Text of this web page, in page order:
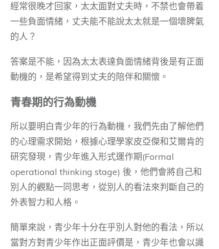
經常很晚才回家，太太面對丈夫時，不禁也會帶着
一些負面情緒，丈夫能不能說太太就是一個壞脾氣
的人？
答案是不能，因為太太表達負面情緒背後是有正面
動機的，是希望得到丈夫的陪伴和關懷。
青春期的行為動機
所以要明白青少年的行為動機，我們先由了解他們
的心理需求開始，根據心理學家皮亞傑和艾爾肯的
研究發現，青少年進入形式運作期(Formal
operational thinking stage) 後，他們會將自己和
別人的觀點一同思考，從別人的看法來判斷自己的
外表智力和人格。
簡單來說，青少年十分在乎別人對他的看法，所以
當對方對青少年作出正面評價是，青少年也會以識